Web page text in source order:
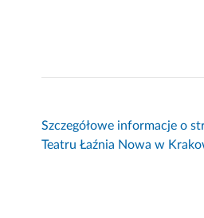
Szczegółowe informacje o
Teatru Łaźnia Nowa w